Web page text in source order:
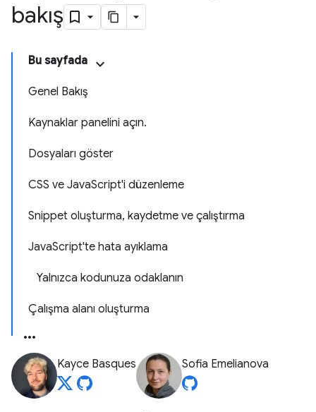
bakış
Bu sayfada
Genel Bakış
Kaynaklar panelini açın.
Dosyaları göster
CSS ve JavaScript'i düzenleme
Snippet oluşturma, kaydetme ve çalıştırma
JavaScript'te hata ayıklama
Yalnızca kodunuza odaklanın
Çalışma alanı oluşturma
Kayce Basques Sofia Emelianova